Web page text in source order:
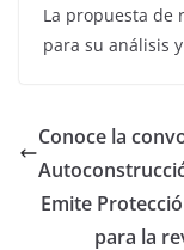
La propuesta de
para su análisis
Conoce la
Emite
para la